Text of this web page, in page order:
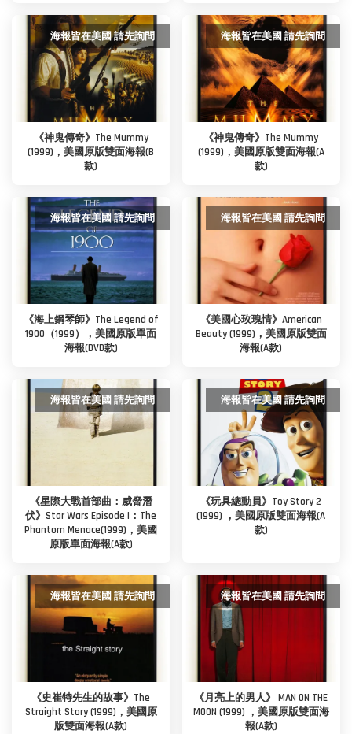
海報皆在美國 請先詢問
《神鬼傳奇》The Mummy
(1999)，美國原版雙面海報(B
款)
海報皆在美國 請先詢問
《神鬼傳奇》The Mummy
(1999)，美國原版雙面海報(A
款)
海報皆在美國 請先詢問
《海上鋼琴師》The Legend of
1900（1999），美國原版單面
海報(DVD款)
海報皆在美國 請先詢問
《美國心玫瑰情》American
Beauty (1999)，美國原版雙面
海報(A款)
海報皆在美國 請先詢問
《星際大戰首部曲：威脅潛
伏》Star Wars Episode I：The
Phantom Menace(1999)，美國
原版單面海報(A款)
海報皆在美國 請先詢問
《玩具總動員》Toy Story 2
(1999) ，美國原版雙面海報(A
款)
海報皆在美國 請先詢問
《史崔特先生的故事》The
Straight Story (1999)，美國原
版雙面海報(A款)
海報皆在美國 請先詢問
《月亮上的男人》 MAN ON THE
MOON (1999) ，美國原版雙面海
報(A款)